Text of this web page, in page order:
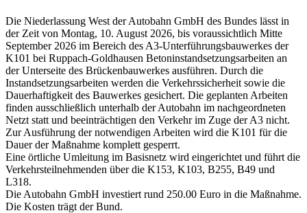
Die Niederlassung West der Autobahn GmbH des Bundes lässt in
der Zeit von Montag, 10. August 2026, bis voraussichtlich Mitte
September 2026 im Bereich des A3-Unterführungsbauwerkes der
K101 bei Ruppach-Goldhausen Betoninstandsetzungsarbeiten an
der Unterseite des Brückenbauwerkes ausführen. Durch die
Instandsetzungsarbeiten werden die Verkehrssicherheit sowie die
Dauerhaftigkeit des Bauwerkes gesichert. Die geplanten Arbeiten
finden ausschließlich unterhalb der Autobahn im nachgeordneten
Netzt statt und beeinträchtigen den Verkehr im Zuge der A3 nicht.
Zur Ausführung der notwendigen Arbeiten wird die K101 für die
Dauer der Maßnahme komplett gesperrt.
Eine örtliche Umleitung im Basisnetz wird eingerichtet und führt die
Verkehrsteilnehmenden über die K153, K103, B255, B49 und
L318.
Die Autobahn GmbH investiert rund 250.00 Euro in die Maßnahme.
Die Kosten trägt der Bund.